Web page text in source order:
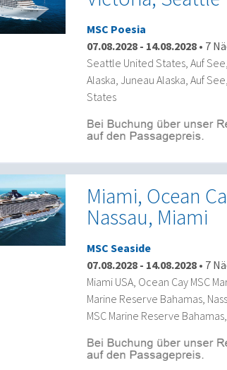
MSC Poesia
07.08.2028 - 14.08.2028 • 7
Seattle United States, Auf
Alaska, Juneau Alaska, Auf
States
Miami, Ocean
Nassau, Miami
MSC Seaside
07.08.2028 - 14.08.2028 • 7
Miami USA, Ocean Cay MSC
Marine Reserve Bahamas,
MSC Marine Reserve